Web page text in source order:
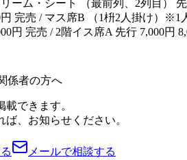
ーム・シート （最前列、2列目）
円 完売 / マス席B （1枡2人掛け）
円 完売 / 2階イス席A 先行 7,000円
係者の方へ
できます。
、お知らせください。
メールで相談する